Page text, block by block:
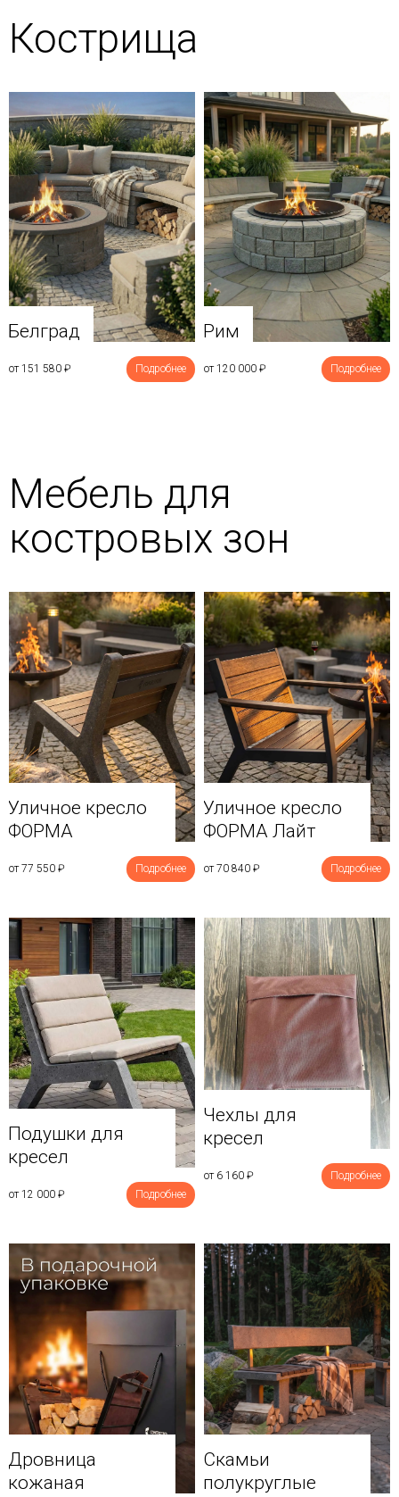
Кострища
Белград
от 151 580 ₽ Подробнее
Рим
от 120 000 ₽ Подробнее
Мебель для
костровых зон
Уличное кресло
ФОРМА
от 77 550 ₽ Подробнее
Уличное кресло
ФОРМА Лайт
от 70 840 ₽ Подробнее
Подушки для
кресел
от 12 000 ₽ Подробнее
Чехлы для
кресел
от 6 160 ₽ Подробнее
Дровница
кожаная
Скамьи
полукруглые